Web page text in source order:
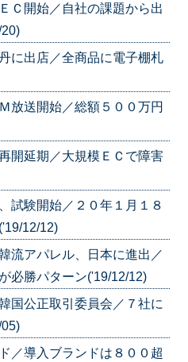
Ｃ開始／自社の課題から出
に出店／全商品に電子棚札
放送開始／総額５００万円
開延期／大規模ＥＣで障害
試験開始／２０年１月１８
12/12)
流アパレル、日本に進出／
必勝パターン('19/12/12)
国公正取引委員会／７社に
／導入ブランドは８００超